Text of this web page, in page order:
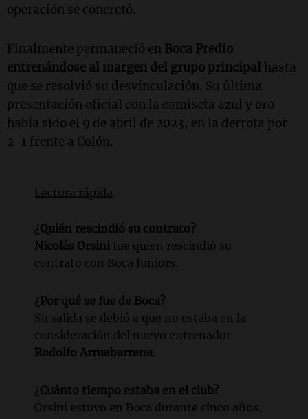
operación se concretó.
Finalmente permaneció en Boca Predio
entrenándose al margen del grupo principal hasta
que se resolvió su desvinculación. Su última
presentación oficial con la camiseta azul y oro
había sido el 9 de abril de 2023, en la derrota por
2-1 frente a Colón.
Lectura rápida
¿Quién rescindió su contrato?
Nicolás Orsini fue quien rescindió su
contrato con Boca Juniors.
¿Por qué se fue de Boca?
Su salida se debió a que no estaba en la
consideración del nuevo entrenador
Rodolfo Arruabarrena.
¿Cuánto tiempo estaba en el club?
Orsini estuvo en Boca durante cinco años,